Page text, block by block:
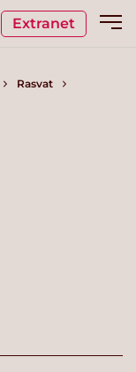
Extranet
Rasvat